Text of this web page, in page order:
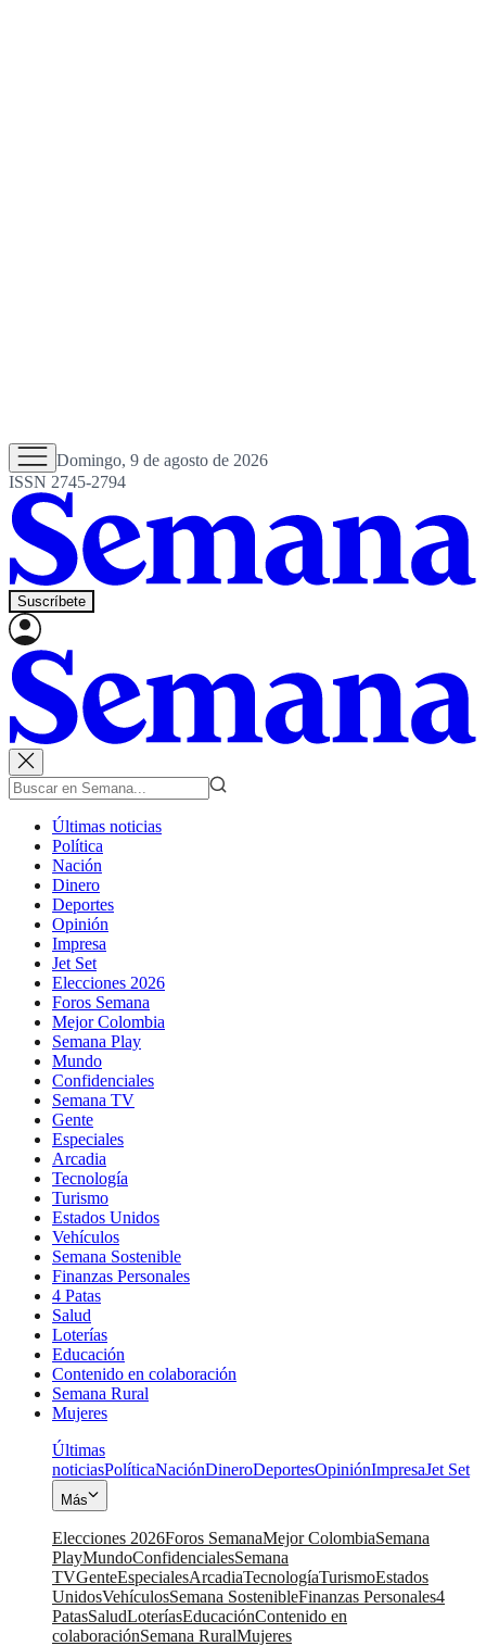
Domingo, 9 de agosto de 2026
ISSN 2745-2794
Suscríbete
Últimas noticias
Política
Nación
Dinero
Deportes
Opinión
Impresa
Jet Set
Elecciones 2026
Foros Semana
Mejor Colombia
Semana Play
Mundo
Confidenciales
Semana TV
Gente
Especiales
Arcadia
Tecnología
Turismo
Estados Unidos
Vehículos
Semana Sostenible
Finanzas Personales
4 Patas
Salud
Loterías
Educación
Contenido en colaboración
Semana Rural
Mujeres
Últimas
noticiasPolíticaNaciónDineroDeportesOpiniónImpresaJet Set
Más
Elecciones 2026Foros SemanaMejor ColombiaSemana
PlayMundoConfidencialesSemana
TVGenteEspecialesArcadiaTecnologíaTurismoEstados
UnidosVehículosSemana SostenibleFinanzas Personales4
PatasSaludLoteríasEducaciónContenido en
colaboraciónSemana RuralMujeres